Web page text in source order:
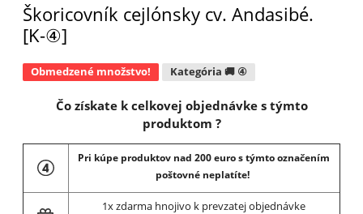
Škoricovník cejlónsky cv. Andasibé.
[K-④]
Obmedzené množstvo! Kategória 🚚 ④
Čo získate k celkovej objednávke s týmto
produktom ?
Pri kúpe produktov nad 200 euro s týmto označením
poštovné neplatíte!
1x zdarma hnojivo k prevzatej objednávke